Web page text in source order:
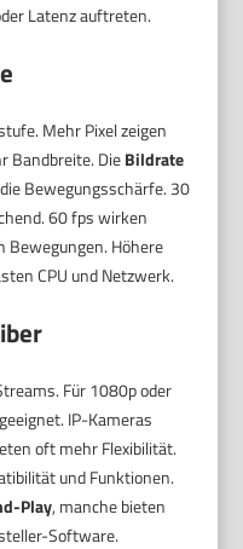
Latenz auftreten.
Mehr Pixel zeigen
Bandbreite. DieBildrate
Bewegungsschärfe. 30
60 fps wirken
Bewegungen. Höhere
CPU und Netzwerk.
Für 1080p oder
IP-Kameras
oft mehr Flexibilität.
und Funktionen.
Play, manche bieten
Software.